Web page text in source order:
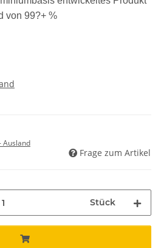
von 99?+ %
Ausland
Frage zum Artikel
Stück